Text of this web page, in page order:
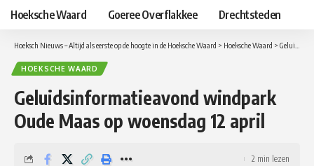
aanpassen
Hoeksche Waard Goeree Overflakkee Drechtsteden
Hoeksch Nieuws – Altijd als eerste op de hoogte in de Hoeksche Waard > Hoeksche Waard > Geluidsinformatieavond windpark Oude Maas op woensdag 12 april
HOEKSCHE WAARD
Geluidsinformatieavond windpark
Oude Maas op woensdag 12 april
2 min lezen